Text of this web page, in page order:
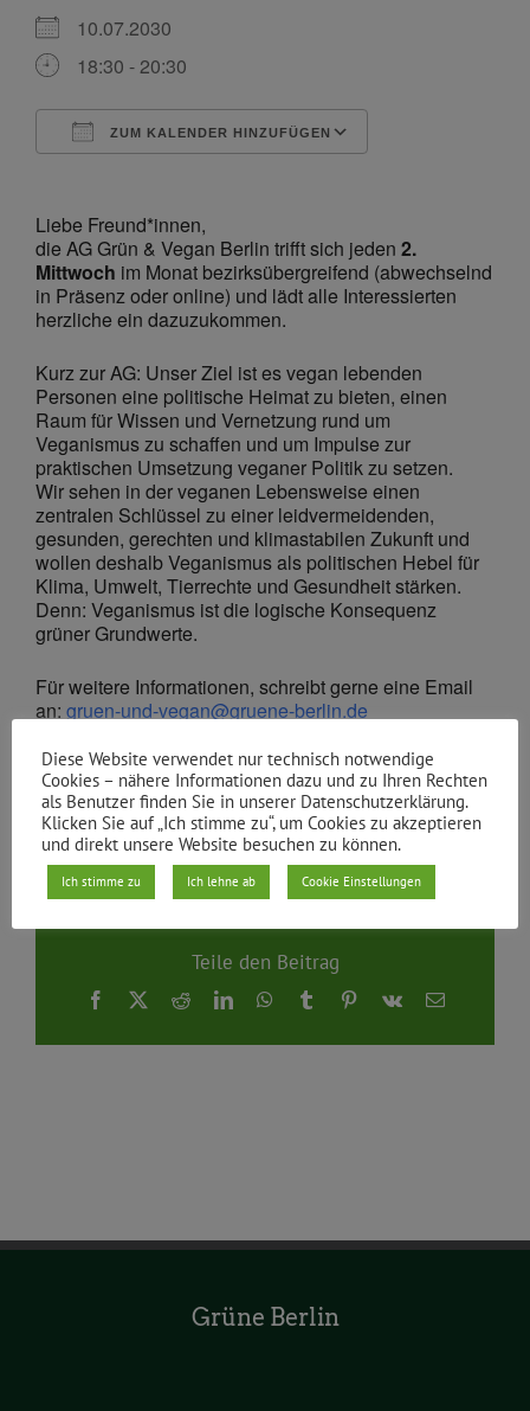
10.07.2030
18:30 - 20:30
ZUM KALENDER HINZUFÜGEN
Liebe Freund*innen,
die AG Grün & Vegan Berlin trifft sich jeden 2.
Mittwoch im Monat bezirksübergreifend (abwechselnd
in Präsenz oder online) und lädt alle Interessierten
herzliche ein dazuzukommen.
Kurz zur AG: Unser Ziel ist es vegan lebenden
Personen eine politische Heimat zu bieten, einen
Raum für Wissen und Vernetzung rund um
Veganismus zu schaffen und um Impulse zur
praktischen Umsetzung veganer Politik zu setzen.
Wir sehen in der veganen Lebensweise einen
zentralen Schlüssel zu einer leidvermeidenden,
gesunden, gerechten und klimastabilen Zukunft und
wollen deshalb Veganismus als politischen Hebel für
Klima, Umwelt, Tierrechte und Gesundheit stärken.
Denn: Veganismus ist die logische Konsequenz
grüner Grundwerte.
Für weitere Informationen, schreibt gerne eine Email
an: gruen-und-vegan@gruene-berlin.de
Vongruene xhain | 10.07.2030
Teile den Beitrag
Facebook
X RedditLinkedInWhatsApp
TumblrPinterest
Vk
E-
Grüne Berlin
Diese Website verwendet nur technisch notwendige
Cookies – nähere Informationen dazu und zu Ihren Rechten
als Benutzer finden Sie in unserer Datenschutzerklärung.
Klicken Sie auf „Ich stimme zu“, um Cookies zu akzeptieren
und direkt unsere Website besuchen zu können.
Ich stimme zu Ich lehne ab Cookie Einstellungen